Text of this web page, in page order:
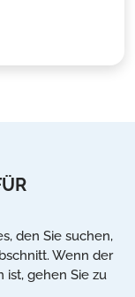
den Sie suchen,
Wenn der
ist, gehen Sie zu